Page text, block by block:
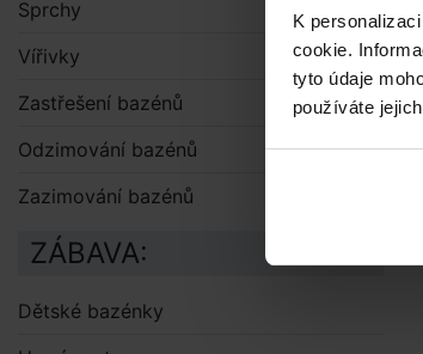
K
cookie.
tyto údaje
používáte
Sprchy
Vířivky
Zastřešení bazénů
Odzimování bazénů
Zazimování bazénů
ZÁBAVA:
Dětské bazénky